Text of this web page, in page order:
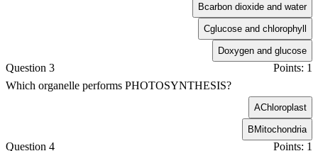
Bcarbon dioxide and water
Cglucose and chlorophyll
Doxygen and glucose
Question 3
Points: 1
Which organelle performs PHOTOSYNTHESIS?
AChloroplast
BMitochondria
Question 4 Points: 1